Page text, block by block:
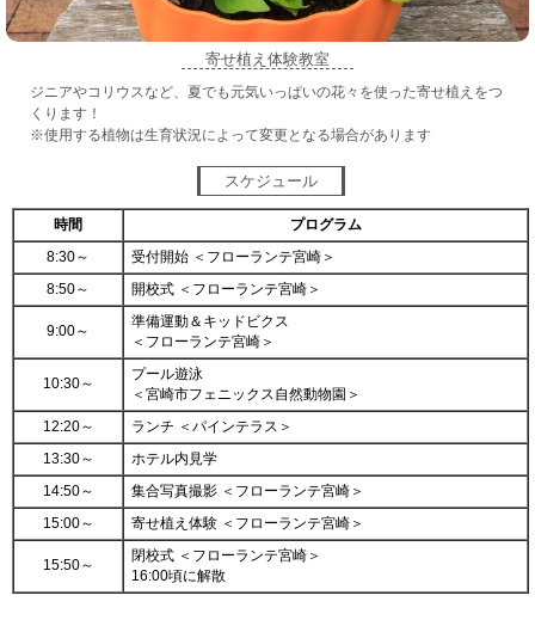
寄せ植え体験教室
ジニアやコリウスなど、夏でも元気いっぱいの花々を使った寄せ植えをつ
くります！
※使用する植物は生育状況によって変更となる場合があります
スケジュール
時間
プログラム
8:30～
受付開始 ＜フローランテ宮崎＞
8:50～
開校式 ＜フローランテ宮崎＞
9:00～
準備運動＆キッドビクス
＜フローランテ宮崎＞
10:30～
プール遊泳
＜宮崎市フェニックス自然動物園＞
12:20～
ランチ ＜パインテラス＞
13:30～
ホテル内見学
14:50～
集合写真撮影 ＜フローランテ宮崎＞
15:00～
寄せ植え体験 ＜フローランテ宮崎＞
15:50～
閉校式 ＜フローランテ宮崎＞
16:00頃に解散